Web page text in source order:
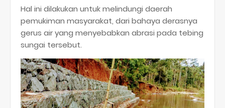
Hal ini dilakukan untuk melindungi daerah
pemukiman masyarakat, dari bahaya derasnya
gerus air yang menyebabkan abrasi pada tebing
sungai tersebut.